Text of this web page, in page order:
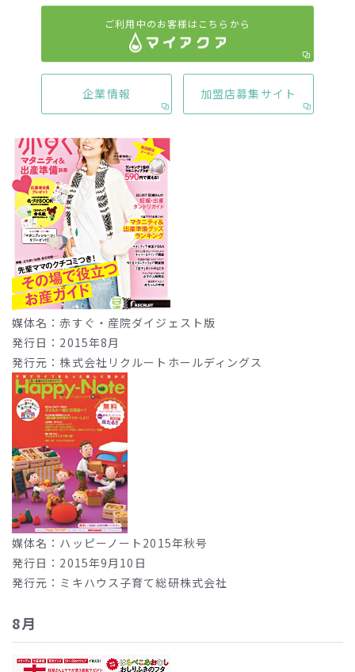
発行日：2015年9月11日
発行元：株式会社ぱど
媒体名：赤すぐ・産院ダイジェスト版
発行日：2015年8月
発行元：株式会社リクルートホールディングス
媒体名：ハッピーノート2015年秋号
発行日：2015年9月10日
発行元：ミキハウス子育て総研株式会社
8月
ご利用中のお客様はこちらから
企業情報 加盟店募集サイト